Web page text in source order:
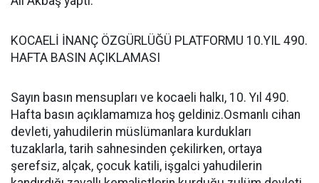
KOCAELİ İNANÇ ÖZGÜRLÜĞÜ PLATFORMU 10.YIL 490.
HAFTA BASIN AÇIKLAMASI
Sayın basın mensupları ve kocaeli halkı, 10. Yıl 490.
Hafta basın açıklamamıza hoş geldiniz.Osmanlı cihan
devleti, yahudilerin müslümanlara kurdukları
tuzaklarla, tarih sahnesinden çekilirken, ortaya
şerefsiz, alçak, çocuk katili, işgalci yahudilerin